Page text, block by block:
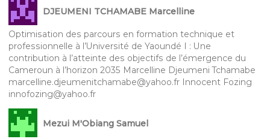
DJEUMENI TCHAMABE Marcelline
Optimisation des parcours en formation technique et
professionnelle à l’Université de Yaoundé I : Une
contribution à l’atteinte des objectifs de l’émergence du
Cameroun à l’horizon 2035 Marcelline Djeumeni Tchamabe
marcelline.djeumenitchamabe@yahoo.fr Innocent Fozing
innofozing@yahoo.fr
Mezui M'Obiang Samuel